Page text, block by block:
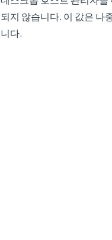
되지 않습니다. 이 값은 나
니다.